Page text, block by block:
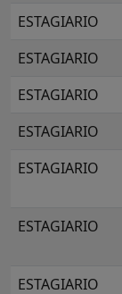
ESTAGIARIO
ESTAGIARIO
ESTAGIARIO
ESTAGIARIO
ESTAGIARIO
ESTAGIARIO
ESTAGIARIO